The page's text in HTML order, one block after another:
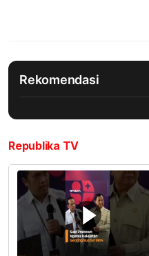
Rekomendasi
Republika TV